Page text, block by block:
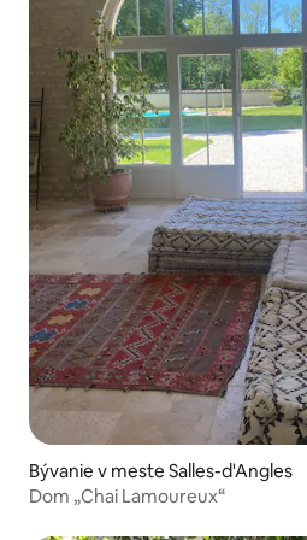
Bývanie v meste Salles-d'Angles
Dom „Chai Lamoureux“